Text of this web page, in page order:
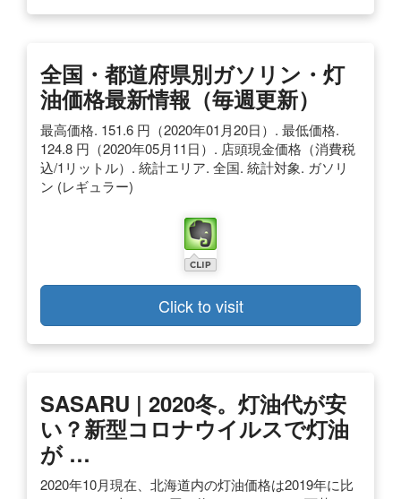
全国・都道府県別ガソリン・灯
油価格最新情報（毎週更新）
最高価格. 151.6 円（2020年01月20日）. 最低価格.
124.8 円（2020年05月11日）. 店頭現金価格（消費税
込/1リットル）. 統計エリア. 全国. 統計対象. ガソリ
ン (レギュラー)
Click to visit
SASARU | 2020冬。灯油代が安
い？新型コロナウイルスで灯油
が …
2020年10月現在、北海道内の灯油価格は2019年に比